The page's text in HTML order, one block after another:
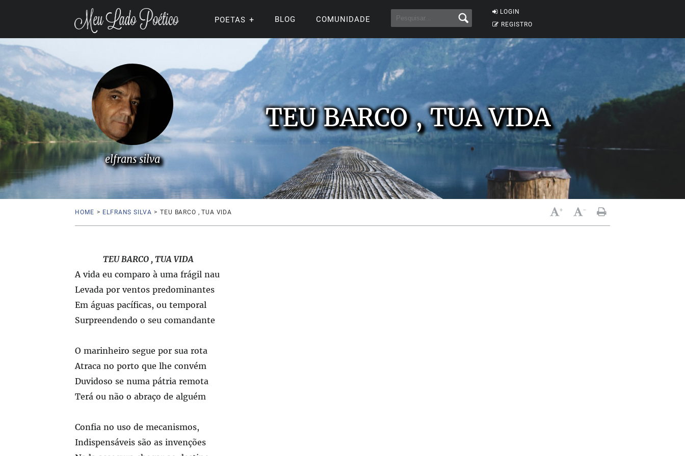
LOGIN
REGISTRO
POETAS BLOG COMUNIDADE
TEU BARCO , TUA VIDA
elfrans silva
HOME > ELFRANS SILVA > TEU BARCO , TUA VIDA + -
TEU BARCO , TUA VIDA
A vida eu comparo à uma frágil nau
Levada por ventos predominantes
Em águas pacíficas, ou temporal
Surpreendendo o seu comandante
O marinheiro segue por sua rota
Atraca no porto que lhe convém
Duvidoso se numa pátria remota
Terá ou não o abraço de alguém
Confia no uso de mecanismos,
Indispensáveis são as invenções